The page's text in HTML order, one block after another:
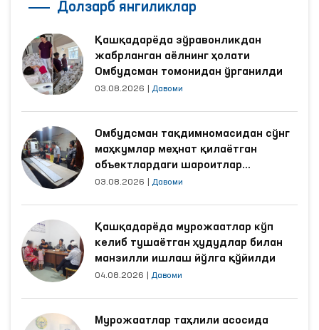
Долзарб янгиликлар
Қашқадарёда зўравонликдан
жабрланган аёлнинг ҳолати
Омбудсман томонидан ўрганилди
03.08.2026 Давоми
Омбудсман тақдимномасидан сўнг
маҳкумлар меҳнат қилаётган
объектлардаги шароитлар
яхшиланди
03.08.2026 Давоми
Қашқадарёда мурожаатлар кўп
келиб тушаётган ҳудудлар билан
манзилли ишлаш йўлга қўйилди
04.08.2026 Давоми
Мурожаатлар таҳлили асосида